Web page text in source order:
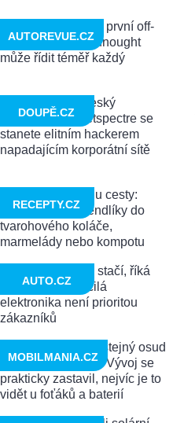
AUTOREVUE.CZ
DOUPĚ.CZ
RECEPTY.CZ
AUTO.CZ
MOBILMANIA.CZ